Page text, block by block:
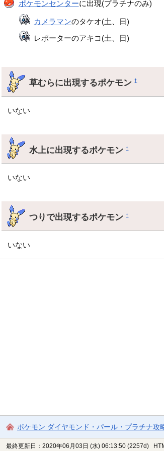
ポケモンセンターに出現(プラチナのみ)
カメラマンのタケオ(土、日)
レポーターのアキコ(土、日)
草むらに出現するポケモン†
いない
水上に出現するポケモン†
いない
つりで出現するポケモン†
いない
ポケモン ダイヤモンド・パール・プラチナ攻
最終更新日：2020年06月03日 (水) 06:13:50 (2257d)